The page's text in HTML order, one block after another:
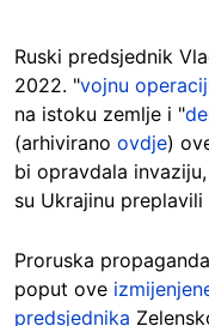
Ruski predsjednik
2022. "vojnu
na istoku zemlje i "
(arhivirano ovdje)
bi opravdala
su Ukrajinu preplavili
Proruska
poput ove
predsjednika